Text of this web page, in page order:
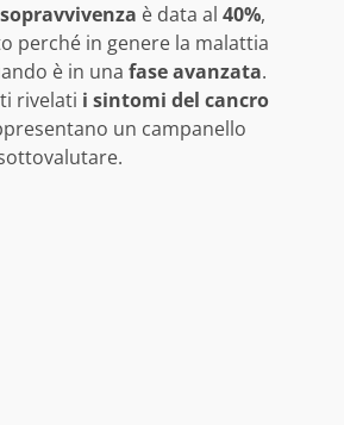
sopravvivenza è data al 40%,
perché in genere la malattia
è in una fase avanzata.
rivelati i sintomi del cancro
un campanello